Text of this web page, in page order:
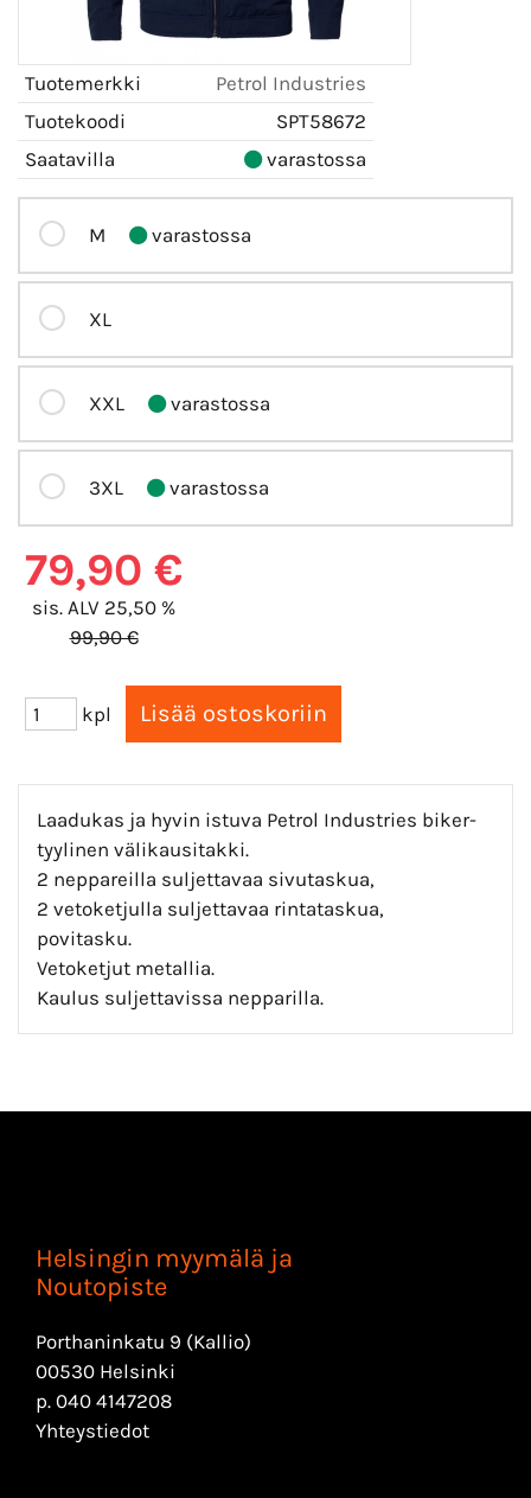
Tuotemerkki
Petrol Industries
Tuotekoodi
SPT58672
Saatavilla
varastossa
M varastossa
XL
XXL varastossa
3XL varastossa
79,90 €
sis. ALV 25,50 %
99,90 €
kpl
Laadukas ja hyvin istuva Petrol Industries biker-
tyylinen välikausitakki.
2 neppareilla suljettavaa sivutaskua,
2 vetoketjulla suljettavaa rintataskua,
povitasku.
Vetoketjut metallia.
Kaulus suljettavissa nepparilla.
Helsingin myymälä ja
Noutopiste
Porthaninkatu 9 (Kallio)
00530 Helsinki
p. 040 4147208
Yhteystiedot